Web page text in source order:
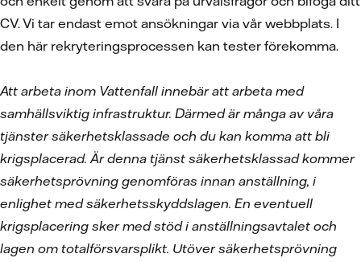
CV. Vi tar endast emot ansökningar via vår webbplats. I
den här rekryteringsprocessen kan tester förekomma.
Att arbeta inom Vattenfall innebär att arbeta med
samhällsviktig infrastruktur. Därmed är många av våra
tjänster säkerhetsklassade och du kan komma att bli
krigsplacerad. Är denna tjänst säkerhetsklassad kommer
säkerhetsprövning genomföras innan anställning, i
enlighet med säkerhetsskyddslagen. En eventuell
krigsplacering sker med stöd i anställningsavtalet och
lagen om totalförsvarsplikt. Utöver säkerhetsprövning